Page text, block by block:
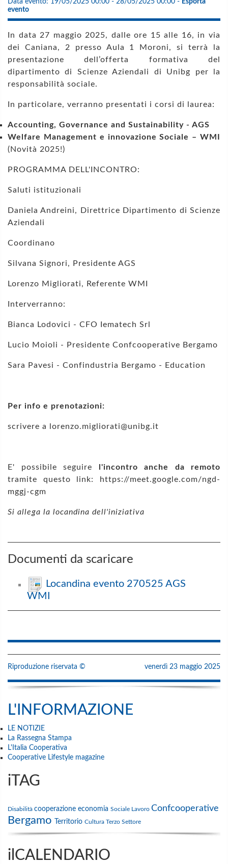
evento
In data 27 maggio 2025, dalle ore 15 alle 16, in via
dei Caniana, 2
presso Aula 1 Moroni,si terrà la
presentazione dell’offerta formativa del
dipartimento di Scienze Aziendali di Unibg per la
responsabilità sociale.
In particolare, verranno presentati i corsi di laurea:
Accounting, Governance and Sustainability - AGS
Welfare Management e innovazione Sociale – WMI
(Novità 2025!)
PROGRAMMA DELL'INCONTRO:
Saluti istituzionali
Daniela Andreini, Direttrice Dipartimento di Scienze
Aziendali
Coordinano
Silvana Signori, Presidente AGS
Lorenzo Migliorati, Referente WMI
Interverranno:
Bianca Lodovici - CFO Iematech Srl
Lucio Moioli - Presidente Confcooperative Bergamo
Sara Pavesi - Confindustria Bergamo - Education
Per info e prenotazioni:
scrivere a lorenzo.migliorati@unibg.it
E' possibile seguire
l'incontro anche da remoto
tramite questo link: https://meet.google.com/ngd-
mggj-cgm
Si allega la locandina dell'iniziativa
Documenti da scaricare
Locandina evento 270525 AGS
WMI
Riproduzione riservata © venerdì 23 maggio 2025
L'INFORMAZIONE
LE NOTIZIE
La Rassegna Stampa
L'Italia Cooperativa
Cooperative Lifestyle magazine
iTAG
Disabilità cooperazione economia Sociale Lavoro Confcooperative
Bergamo Territorio Cultura Terzo Settore
ilCALENDARIO